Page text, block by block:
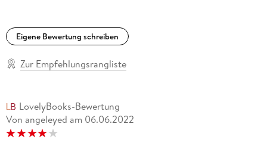
Eigene Bewertung schreiben
Zur Empfehlungsrangliste
LovelyBooks-Bewertung
Von angeleyed am 06.06.2022